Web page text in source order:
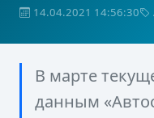
14.04.2021 14:56:30
В марте
данным